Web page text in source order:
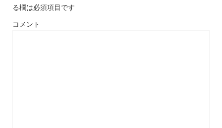
る欄は必須項目です
コメント